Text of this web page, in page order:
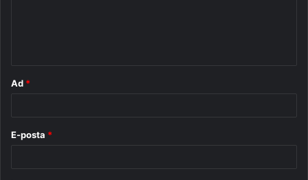
Ad *
E-posta *